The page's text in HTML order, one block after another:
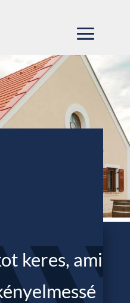
keres, ami